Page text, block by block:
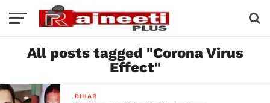
All posts tagged "Corona Virus
Effect"
BIHAR